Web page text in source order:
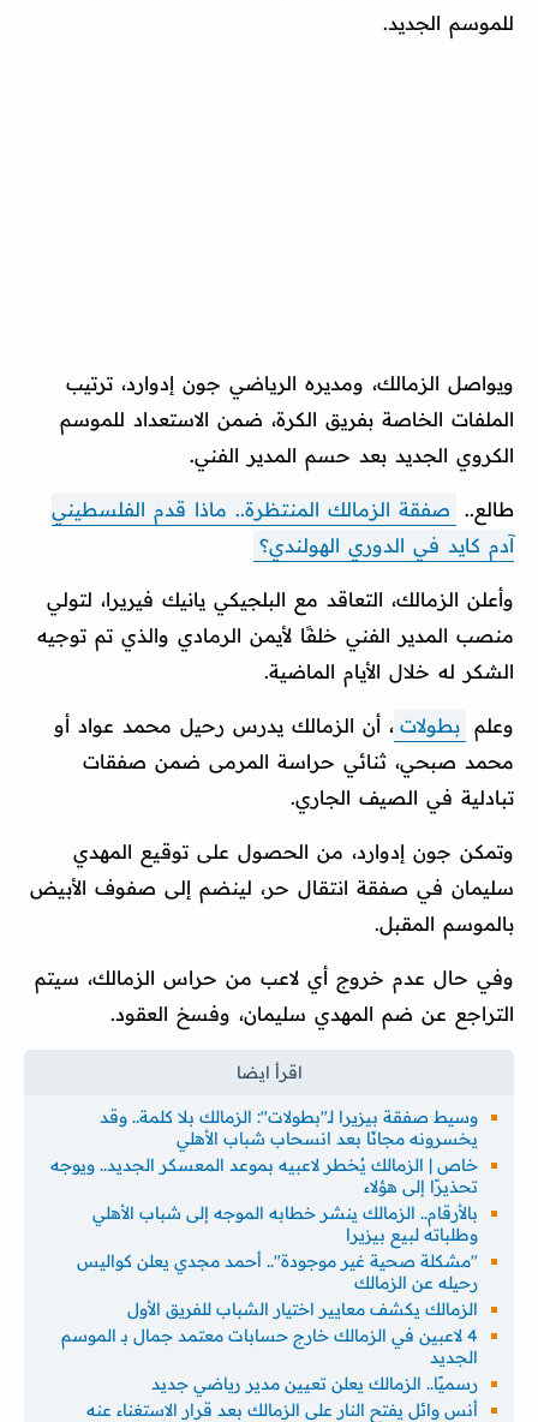
للموسم الجديد.
ويواصل الزمالك، ومديره الرياضي جون إدوارد، ترتيب
الملفات الخاصة بفريق الكرة، ضمن الاستعداد للموسم
الكروي الجديد بعد حسم المدير الفني.
طالع..
صفقة الزمالك المنتظرة.. ماذا قدم الفلسطيني
آدم كايد في الدوري الهولندي؟
وأعلن الزمالك، التعاقد مع البلجيكي يانيك فيريرا، لتولي
منصب المدير الفني خلفًا لأيمن الرمادي والذي تم توجيه
الشكر له خلال الأيام الماضية.
وعلم بطولات ، أن الزمالك يدرس رحيل محمد عواد أو
محمد صبحي، ثنائي حراسة المرمى ضمن صفقات
تبادلية في الصيف الجاري.
وتمكن جون إدوارد، من الحصول على توقيع المهدي
سليمان في صفقة انتقال حر، لينضم إلى صفوف الأبيض
بالموسم المقبل.
وفي حال عدم خروج أي لاعب من حراس الزمالك، سيتم
التراجع عن ضم المهدي سليمان، وفسخ العقود.
وسيط صفقة بيزيرا لـ"بطولات": الزمالك بلا كلمة.. وقد
يخسرونه مجانًا بعد انسحاب شباب الأهلي
خاص | الزمالك يُخطر لاعبيه بموعد المعسكر الجديد.. ويوجه
تحذيرًا إلى هؤلاء
بالأرقام.. الزمالك ينشر خطابه الموجه إلى شباب الأهلي
وطلباته لبيع بيزيرا
"مشكلة صحية غير موجودة".. أحمد مجدي يعلن كواليس
رحيله عن الزمالك
الزمالك يكشف معايير اختيار الشباب للفريق الأول
4 لاعبين في الزمالك خارج حسابات معتمد جمال بـ الموسم
الجديد
رسميًا.. الزمالك يعلن تعيين مدير رياضي جديد
أنس وائل يفتح النار على الزمالك بعد قرار الاستغناء عنه